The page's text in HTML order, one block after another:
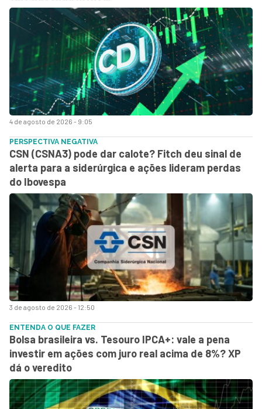
4 de agosto de 2026 - 9:05
3 de agosto de 2026 - 12:50
PERSPECTIVA NEGATIVA
CSN (CSNA3) pode dar calote? Fitch deu sinal de
alerta para a siderúrgica e ações lideram perdas
do Ibovespa
ENTENDA O QUE FAZER
Bolsa brasileira vs. Tesouro IPCA+: vale a pena
investir em ações com juro real acima de 8%? XP
dá o veredito